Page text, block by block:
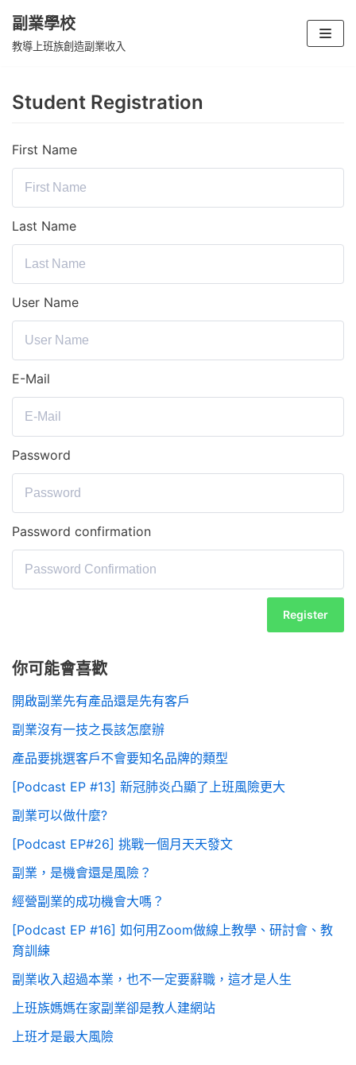
Skip
副業學校
教導上班族創造副業收入
Student Registration
First Name
Last Name
User Name
E-Mail
Password
Password confirmation
Register
你可能會喜歡
開啟副業先有產品還是先有客戶
副業沒有一技之長該怎麼辦
產品要挑選客戶不會要知名品牌的類型
[Podcast EP #13] 新冠肺炎凸顯了上班風險更大
副業可以做什麼?
[Podcast EP#26] 挑戰一個月天天發文
副業，是機會還是風險？
經營副業的成功機會大嗎？
[Podcast EP #16] 如何用Zoom做線上教學、研討會、教
育訓練
副業收入超過本業，也不一定要辭職，這才是人生
上班族媽媽在家副業卻是教人建網站
上班才是最大風險